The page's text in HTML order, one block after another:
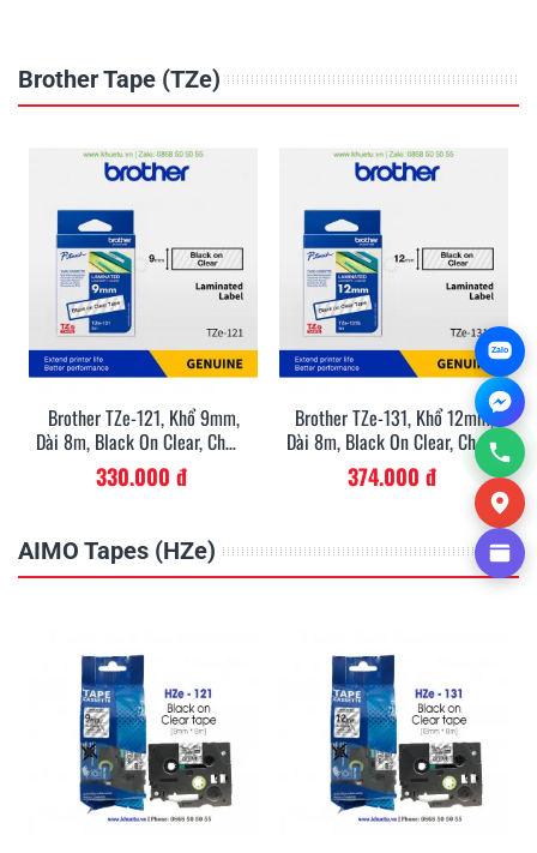
Brother Tape (TZe)
Brother TZe-121, Khổ 9mm,
Dài 8m, Black On Clear, Chống
Thấm Nước
330.000 đ
Brother TZe-131, Khổ 12mm,
Dài 8m, Black On Clear, Chống
Thấm Nước
374.000 đ
AIMO Tapes (HZe)
Zalo